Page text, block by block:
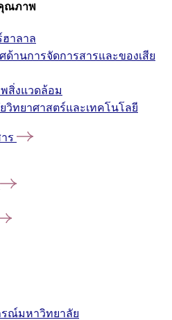
ณภาพ
าลาล
ด้านการจัดการสารและของเสีย
สิ่งแวดล้อม
วิทยาศาสตร์และเทคโนโลยี
ร
รณ์มหาวิทยาลัย